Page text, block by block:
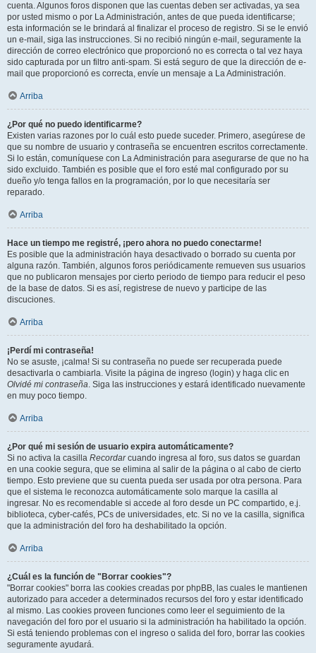
cuenta. Algunos foros disponen que las cuentas deben ser activadas, ya sea
por usted mismo o por La Administración, antes de que pueda identificarse;
esta información se le brindará al finalizar el proceso de registro. Si se le envió
un e-mail, siga las instrucciones. Si no recibió ningún e-mail, seguramente la
dirección de correo electrónico que proporcionó no es correcta o tal vez haya
sido capturada por un filtro anti-spam. Si está seguro de que la dirección de e-
mail que proporcionó es correcta, envíe un mensaje a La Administración.
Arriba
¿Por qué no puedo identificarme?
Existen varias razones por lo cuál esto puede suceder. Primero, asegúrese de
que su nombre de usuario y contraseña se encuentren escritos correctamente.
Si lo están, comuníquese con La Administración para asegurarse de que no ha
sido excluido. También es posible que el foro esté mal configurado por su
dueño y/o tenga fallos en la programación, por lo que necesitaría ser
reparado.
Arriba
Hace un tiempo me registré, ¡pero ahora no puedo conectarme!
Es posible que la administración haya desactivado o borrado su cuenta por
alguna razón. También, algunos foros periódicamente remueven sus usuarios
que no publicaron mensajes por cierto periodo de tiempo para reducir el peso
de la base de datos. Si es así, registrese de nuevo y participe de las
discuciones.
Arriba
¡Perdí mi contraseña!
No se asuste, ¡calma! Si su contraseña no puede ser recuperada puede
desactivarla o cambiarla. Visite la página de ingreso (login) y haga clic en
Olvidé mi contraseña. Siga las instrucciones y estará identificado nuevamente
en muy poco tiempo.
Arriba
¿Por qué mi sesión de usuario expira automáticamente?
Si no activa la casilla Recordarcuando ingresa al foro, sus datos se guardan
en una cookie segura, que se elimina al salir de la página o al cabo de cierto
tiempo. Esto previene que su cuenta pueda ser usada por otra persona. Para
que el sistema le reconozca automáticamente solo marque la casilla al
ingresar. No es recomendable si accede al foro desde un PC compartido, e.j.
biblioteca, cyber-cafés, PCs de universidades, etc. Si no ve la casilla, significa
que la administración del foro ha deshabilitado la opción.
Arriba
¿Cuál es la función de "Borrar cookies"?
"Borrar cookies" borra las cookies creadas por phpBB, las cuales le mantienen
autorizado para acceder a determinados recursos del foro y estar identificado
al mismo. Las cookies proveen funciones como leer el seguimiento de la
navegación del foro por el usuario si la administración ha habilitado la opción.
Si está teniendo problemas con el ingreso o salida del foro, borrar las cookies
seguramente ayudará.